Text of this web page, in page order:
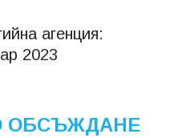
агенция:
2023
ОБСЪЖДАНЕ